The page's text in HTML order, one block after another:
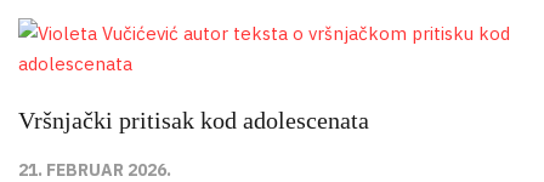
Vršnjački pritisak kod adolescenata
21. FEBRUAR 2026.